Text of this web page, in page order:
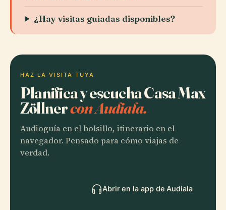
¿Hay visitas guiadas disponibles?
HAZ LA VISITA TUYA
Planifica y escucha Casa Max
Zöllnercon Audiala.
Audioguía en el bolsillo, itinerario en el
navegador. Pensado para cómo viajas de
verdad.
Abrir en la app de Audiala